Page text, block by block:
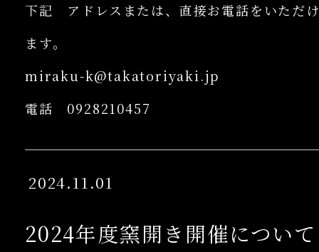
下記 アドレスまたは、直接お電話をいただ
ます。
miraku-k@takatoriyaki.jp
電話 0928210457
2024.11.01
2024年度窯開き開催につい